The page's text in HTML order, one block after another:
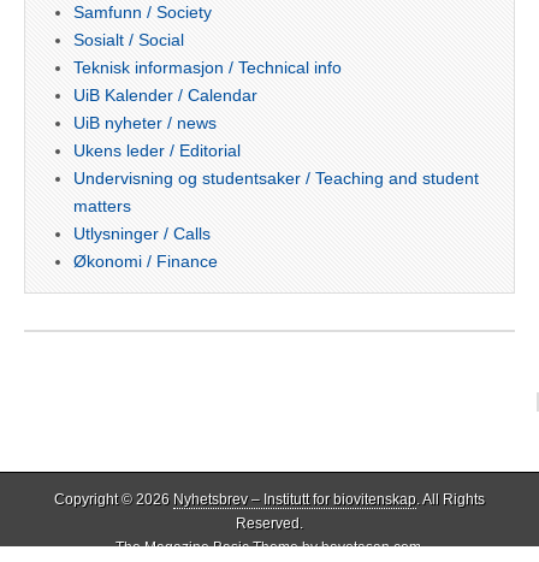
Samfunn / Society
Sosialt / Social
Teknisk informasjon / Technical info
UiB Kalender / Calendar
UiB nyheter / news
Ukens leder / Editorial
Undervisning og studentsaker / Teaching and student
matters
Utlysninger / Calls
Økonomi / Finance
Copyright © 2026 Nyhetsbrev – Institutt for biovitenskap. All Rights
Reserved.
The Magazine Basic Theme bybavotasan.com.